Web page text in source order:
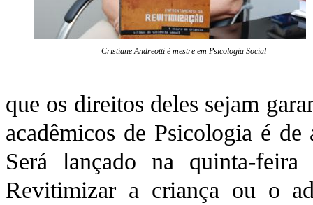
Cristiane Andreotti é mestre em Psicologia Social
que os direitos deles sejam
acadêmicos de Psicologia é
Será lançado na quinta-
Revitimizar a criança ou o